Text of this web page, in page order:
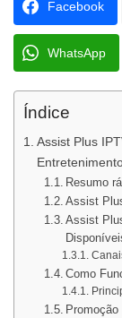
Facebook
WhatsApp
Índice
Assist Plus
Resumo
Assist
Assist
Como